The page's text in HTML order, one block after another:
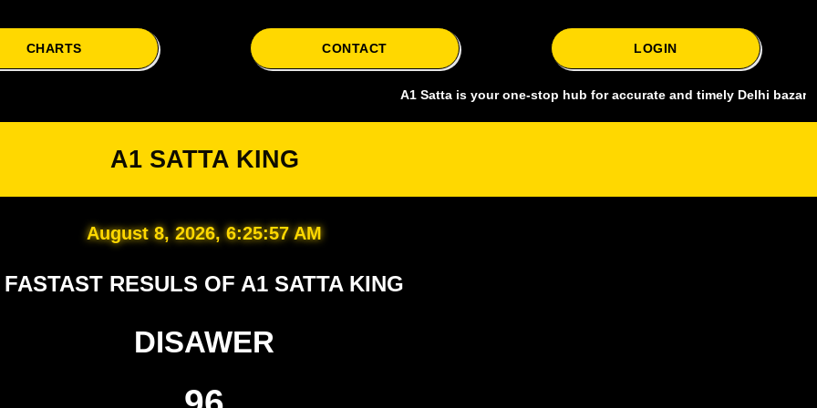
CHARTS CONTACT LOGIN
A1 Satta is your one-stop hub for accurate and timely Delhi bazar satta
A1 SATTA KING
August 8, 2026, 6:25:58 AM
FASTAST RESULS OF A1 SATTA KING
DISAWER